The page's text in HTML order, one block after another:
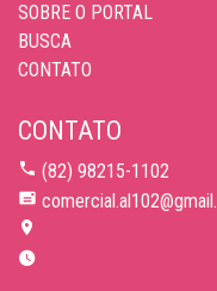
SOBRE O PORTAL
BUSCA
CONTATO
CONTATO
(82) 98215-1102